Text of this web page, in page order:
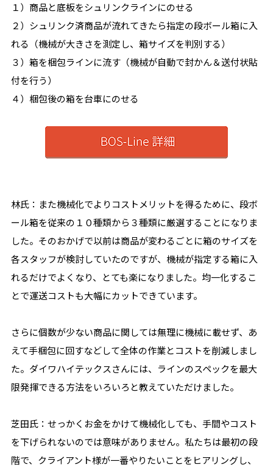
１）商品と底板をシュリンクラインにのせる
２）シュリンク済商品が流れてきたら指定の段ボール箱に入
れる（機械が大きさを測定し、箱サイズを判別する）
３）箱を梱包ラインに流す（機械が自動で封かん＆送付状貼
付を行う）
４）梱包後の箱を台車にのせる
林氏：また機械化でよりコストメリットを得るために、段ボ
ール箱を従来の１０種類から３種類に厳選することになりま
した。そのおかげで以前は商品が変わるごとに箱のサイズを
各スタッフが検討していたのですが、機械が指定する箱に入
れるだけでよくなり、とても楽になりました。均一化するこ
とで運送コストも大幅にカットできています。
さらに個数が少ない商品に関しては無理に機械に載せず、あ
えて手梱包に回すなどして全体の作業とコストを削減しまし
た。ダイワハイテックスさんには、ラインのスペックを最大
限発揮できる方法をいろいろと教えていただけました。
芝田氏：せっかくお金をかけて機械化しても、手間やコスト
を下げられないのでは意味がありません。私たちは最初の段
階で、クライアント様が一番やりたいことをヒアリングし、